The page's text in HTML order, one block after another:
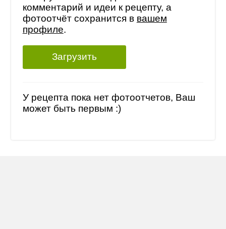
комментарий и идеи к рецепту, а
фотоотчёт сохранится в вашем
профиле.
Загрузить
У рецепта пока нет фотоотчетов, Ваш
может быть первым :)